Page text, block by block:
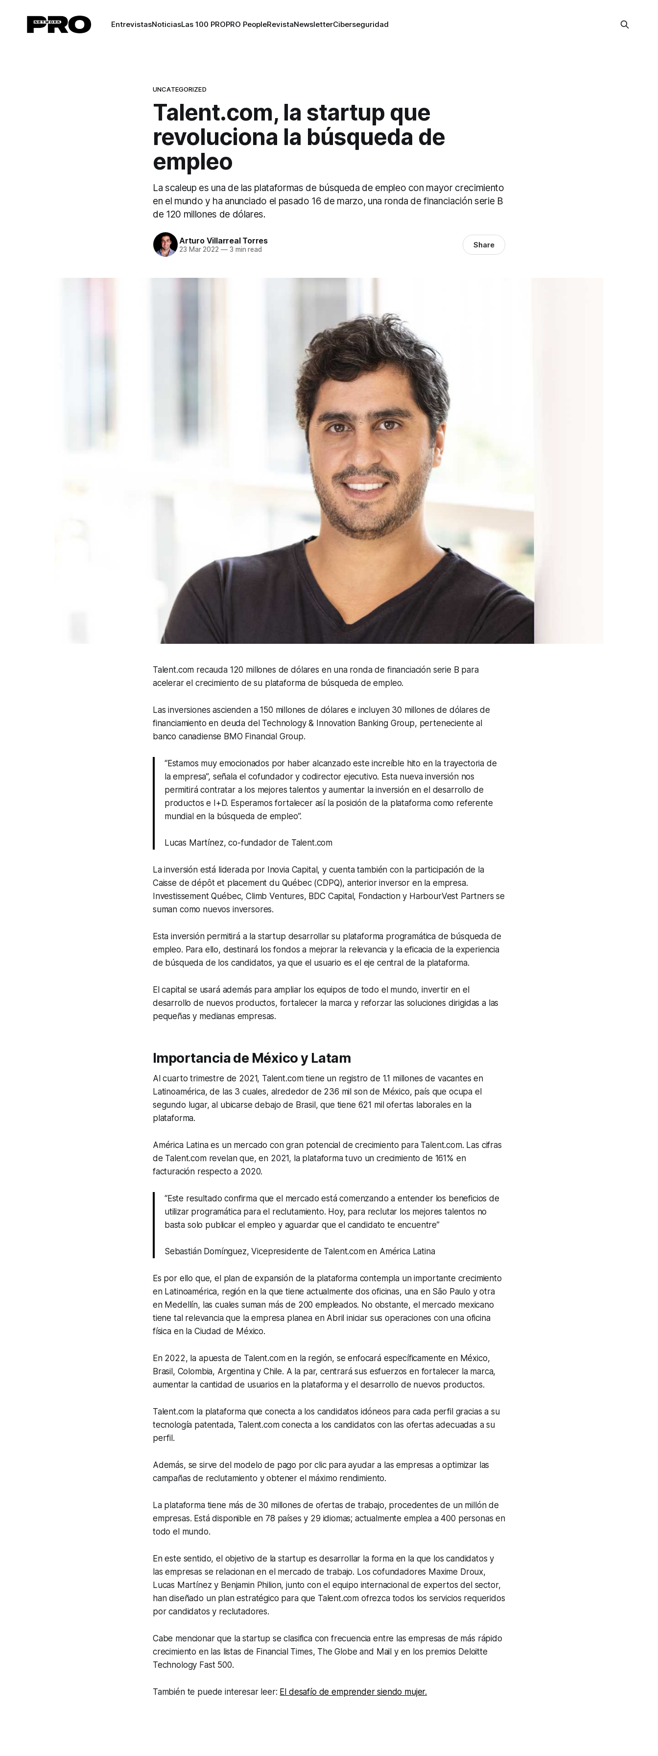
EntrevistasNoticiasLas 100 PROPRO PeopleRevistaNewsletterCiberseguridad
UNCATEGORIZED
Talent.com, la startup que
revoluciona la búsqueda de
empleo
La scaleup es una de las plataformas de búsqueda de empleo con mayor crecimiento
en el mundo y ha anunciado el pasado 16 de marzo, una ronda de financiación serie B
de 120 millones de dólares.
Arturo Villarreal Torres
23 Mar 2022 —3 min read Share
Talent.com recauda 120 millones de dólares en una ronda de financiación serie B para
acelerar el crecimiento de su plataforma de búsqueda de empleo.
Las inversiones ascienden a 150 millones de dólares e incluyen 30 millones de dólares de
financiamiento en deuda del Technology & Innovation Banking Group, perteneciente al
banco canadiense BMO Financial Group.
“Estamos muy emocionados por haber alcanzado este increíble hito en la trayectoria de
la empresa”, señala el cofundador y codirector ejecutivo. Esta nueva inversión nos
permitirá contratar a los mejores talentos y aumentar la inversión en el desarrollo de
productos e I+D. Esperamos fortalecer así la posición de la plataforma como referente
mundial en la búsqueda de empleo”.
Lucas Martínez, co-fundador de Talent.com
La inversión está liderada por Inovia Capital, y cuenta también con la participación de la
Caisse de dépôt et placement du Québec (CDPQ), anterior inversor en la empresa.
Investissement Québec, Climb Ventures, BDC Capital, Fondaction y HarbourVest Partners se
suman como nuevos inversores.
Esta inversión permitirá a la startup desarrollar su plataforma programática de búsqueda de
empleo. Para ello, destinará los fondos a mejorar la relevancia y la eficacia de la experiencia
de búsqueda de los candidatos, ya que el usuario es el eje central de la plataforma.
El capital se usará además para ampliar los equipos de todo el mundo, invertir en el
desarrollo de nuevos productos, fortalecer la marca y reforzar las soluciones dirigidas a las
pequeñas y medianas empresas.
Importancia de México y Latam
Al cuarto trimestre de 2021, Talent.com tiene un registro de 1.1 millones de vacantes en
Latinoamérica, de las 3 cuales, alrededor de 236 mil son de México, país que ocupa el
segundo lugar, al ubicarse debajo de Brasil, que tiene 621 mil ofertas laborales en la
plataforma.
América Latina es un mercado con gran potencial de crecimiento para Talent.com. Las cifras
de Talent.com revelan que, en 2021, la plataforma tuvo un crecimiento de 161% en
facturación respecto a 2020.
“Este resultado confirma que el mercado está comenzando a entender los beneficios de
utilizar programática para el reclutamiento. Hoy, para reclutar los mejores talentos no
basta solo publicar el empleo y aguardar que el candidato te encuentre”
Sebastián Domínguez, Vicepresidente de Talent.com en América Latina
Es por ello que, el plan de expansión de la plataforma contempla un importante crecimiento
en Latinoamérica, región en la que tiene actualmente dos oficinas, una en São Paulo y otra
en Medellín, las cuales suman más de 200 empleados. No obstante, el mercado mexicano
tiene tal relevancia que la empresa planea en Abril iniciar sus operaciones con una oficina
física en la Ciudad de México.
En 2022, la apuesta de Talent.com en la región, se enfocará específicamente en México,
Brasil, Colombia, Argentina y Chile. A la par, centrará sus esfuerzos en fortalecer la marca,
aumentar la cantidad de usuarios en la plataforma y el desarrollo de nuevos productos.
Talent.com la plataforma que conecta a los candidatos idóneos para cada perfil gracias a su
tecnología patentada, Talent.com conecta a los candidatos con las ofertas adecuadas a su
perfil.
Además, se sirve del modelo de pago por clic para ayudar a las empresas a optimizar las
campañas de reclutamiento y obtener el máximo rendimiento.
La plataforma tiene más de 30 millones de ofertas de trabajo, procedentes de un millón de
empresas. Está disponible en 78 países y 29 idiomas; actualmente emplea a 400 personas en
todo el mundo.
En este sentido, el objetivo de la startup es desarrollar la forma en la que los candidatos y
las empresas se relacionan en el mercado de trabajo. Los cofundadores Maxime Droux,
Lucas Martínez y Benjamin Philion, junto con el equipo internacional de expertos del sector,
han diseñado un plan estratégico para que Talent.com ofrezca todos los servicios requeridos
por candidatos y reclutadores.
Cabe mencionar que la startup se clasifica con frecuencia entre las empresas de más rápido
crecimiento en las listas de Financial Times, The Globe and Mail y en los premios Deloitte
Technology Fast 500.
También te puede interesar leer: El desafío de emprender siendo mujer.